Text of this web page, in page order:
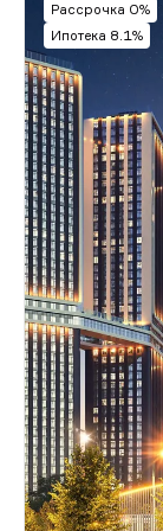
Рассрочка 0%
Ипотека 8.1%